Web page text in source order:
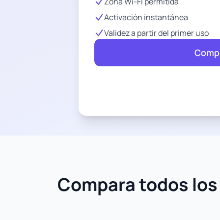
Activación instantánea
Validez a partir del primer uso
Compara todos